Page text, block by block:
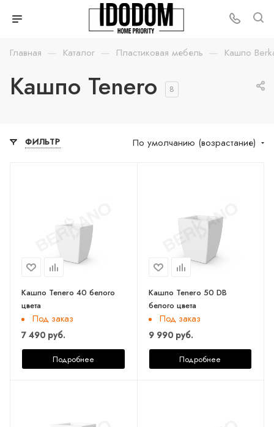
Главная — Каталог — Пластиковая мебель — Кашпо
Кашпо Tenero 8
ФИЛЬТР По умолчанию (возрастание)
Кашпо Tenero 40 белого
цвета
Под заказ
7 490 руб.
Подробнее
Кашпо Tenero 50 DB
белого цвета
Под заказ
9 990 руб.
Подробнее